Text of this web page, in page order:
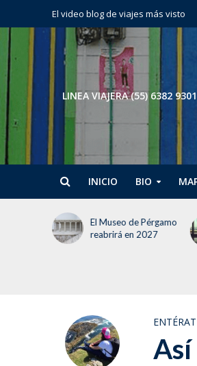
El video blog de viajes más visto
LINEA VIAJERA (55) 6382
INICIO BIO
Guía básica para
visitar Dubái y Abu